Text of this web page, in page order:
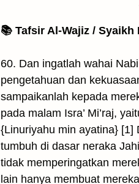
📚 Tafsir Al-Wajiz /
60. Dan ingatlah wahai
pengetahuan dan
sampaikanlah kepada
pada malam Isra’ Mi’raj,
{Linuriyahu min ayatina} [1]
tumbuh di dasar neraka
tidak memperingatkan
lain hanya membuat